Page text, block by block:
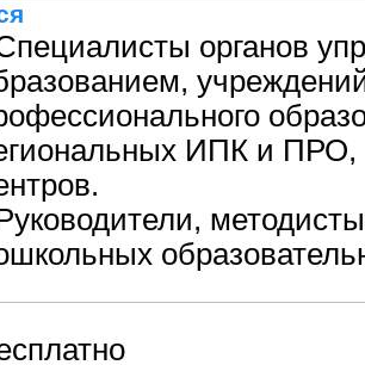
органов
ИПК и ПРО,